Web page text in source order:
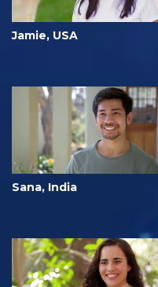
Jamie, USA
Sana, India